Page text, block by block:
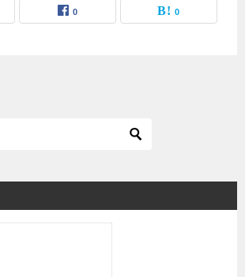
0 0